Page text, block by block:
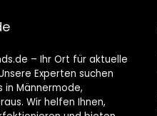
– Ihr Ort für aktuelle
Experten suchen
in Männermode,
Wir helfen Ihnen,